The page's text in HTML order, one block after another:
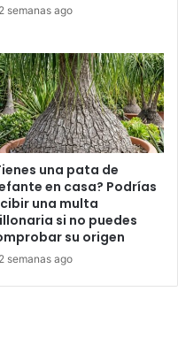
2 semanas ago
una pata de
en casa? Podrías
una multa
si no puedes
su origen
2 semanas ago